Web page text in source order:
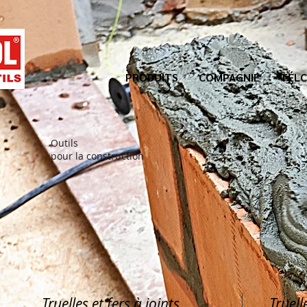
PRODUITS COMPAGNIE
Outils
pour la construction